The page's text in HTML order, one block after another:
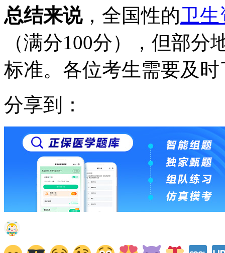
总结来说，全国性的卫
（满分100分），但部
标准。各位考生需要及
分享到：